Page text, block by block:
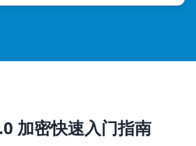
加密快速入门指南